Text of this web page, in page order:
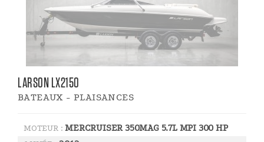
LARSON LX2150
BATEAUX - PLAISANCES
MOTEUR :MERCRUISER 350MAG 5.7L MPI 300 HP